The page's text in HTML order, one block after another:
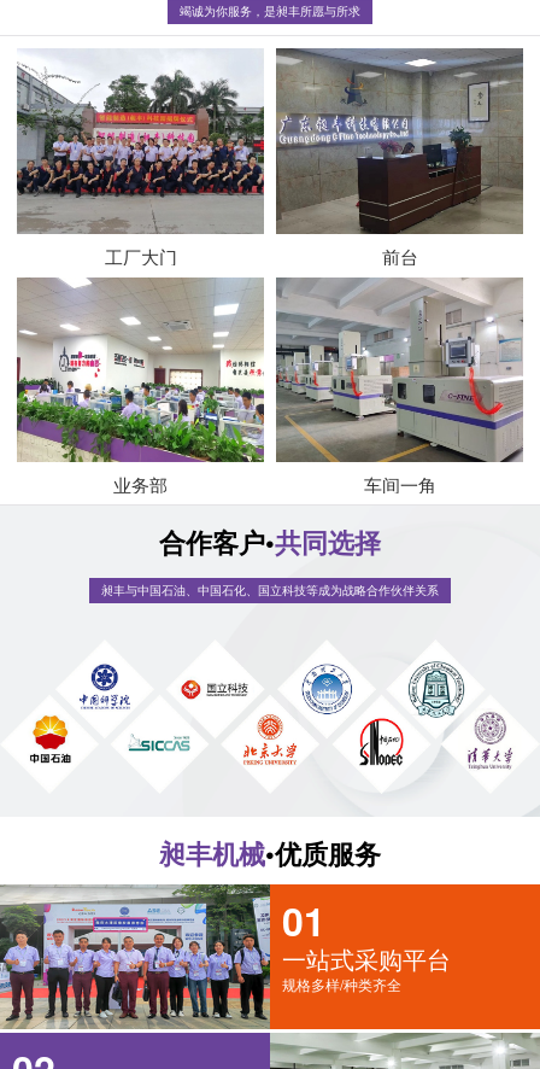
竭诚为你服务，是昶丰所愿与所求
工厂大门 前台
业务部 车间一角
合作客户•共同选择
昶丰与中国石油、中国石化、国立科技等成为战略合作伙伴关系
昶丰机械•优质服务
01
一站式采购平台
规格多样/种类齐全